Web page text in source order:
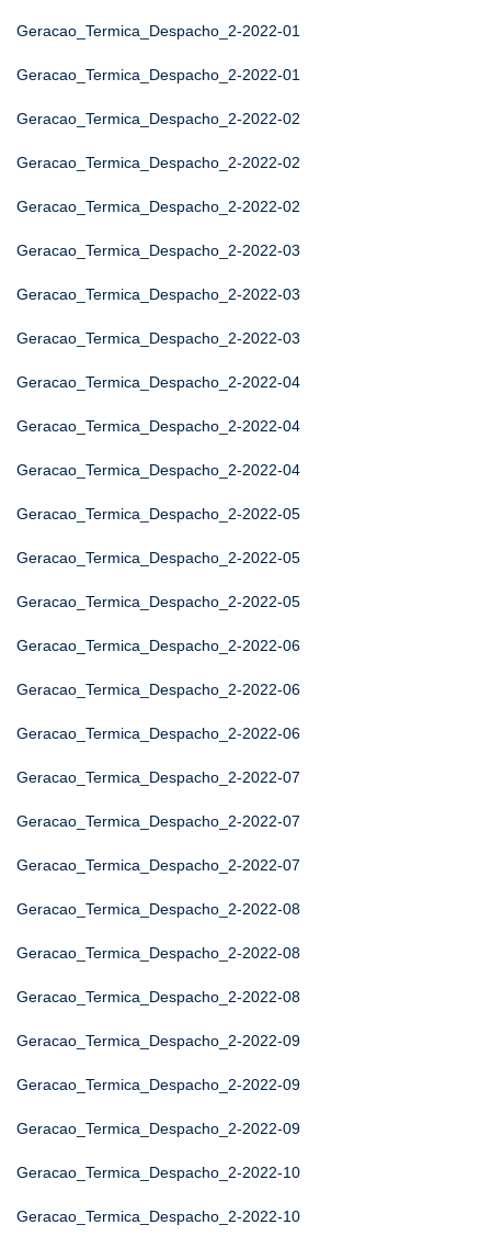
Geracao_Termica_Despacho_2-2022-01
Geracao_Termica_Despacho_2-2022-01
Geracao_Termica_Despacho_2-2022-02
Geracao_Termica_Despacho_2-2022-02
Geracao_Termica_Despacho_2-2022-02
Geracao_Termica_Despacho_2-2022-03
Geracao_Termica_Despacho_2-2022-03
Geracao_Termica_Despacho_2-2022-03
Geracao_Termica_Despacho_2-2022-04
Geracao_Termica_Despacho_2-2022-04
Geracao_Termica_Despacho_2-2022-04
Geracao_Termica_Despacho_2-2022-05
Geracao_Termica_Despacho_2-2022-05
Geracao_Termica_Despacho_2-2022-05
Geracao_Termica_Despacho_2-2022-06
Geracao_Termica_Despacho_2-2022-06
Geracao_Termica_Despacho_2-2022-06
Geracao_Termica_Despacho_2-2022-07
Geracao_Termica_Despacho_2-2022-07
Geracao_Termica_Despacho_2-2022-07
Geracao_Termica_Despacho_2-2022-08
Geracao_Termica_Despacho_2-2022-08
Geracao_Termica_Despacho_2-2022-08
Geracao_Termica_Despacho_2-2022-09
Geracao_Termica_Despacho_2-2022-09
Geracao_Termica_Despacho_2-2022-09
Geracao_Termica_Despacho_2-2022-10
Geracao_Termica_Despacho_2-2022-10